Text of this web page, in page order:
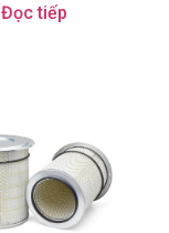
Đọc tiếp